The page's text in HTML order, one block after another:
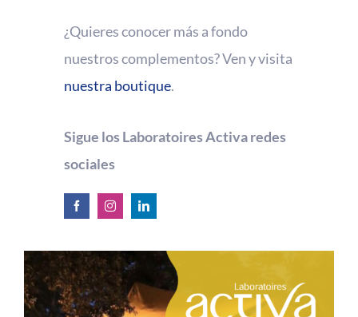
¿Quieres conocer más a fondo
nuestros complementos? Ven y visita
nuestra boutique.
Sigue los Laboratoires Activa redes
sociales